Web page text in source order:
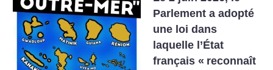
Parlement a adopté
une loi dans
laquelle l’État
français « reconnaît